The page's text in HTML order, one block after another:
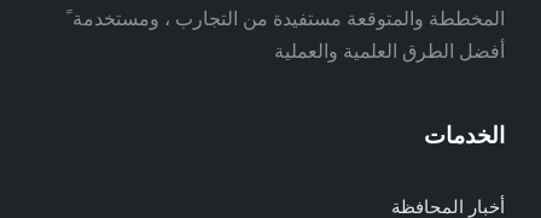
المخططة والمتوقعة مستفيدة من التجارب ، ومستخدمة ً
أفضل الطرق العلمية والعملية
الخدمات
أخبار المحافظة